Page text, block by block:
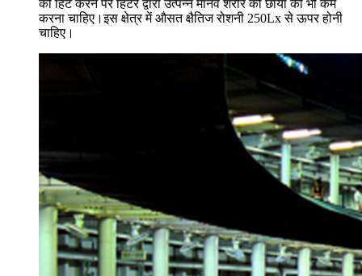
को हिट करने पर हिटर द्वारा उत्पन्न मानव शरीर की छाया को भी कम
करना चाहिए।इस क्षेत्र में औसत क्षैतिज रोशनी 250Lx से ऊपर होनी
चाहिए।